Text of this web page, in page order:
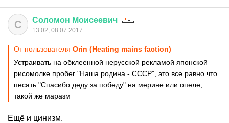
С Соломон Моисеевич
13:02, 08.07.2017
От пользователя Orin (Heating mains faction)
Устраивать на обклеенной нерусской рекламой японской
рисомолке пробег "Наша родина - СССР", это все равно что
песать "Спасибо деду за победу" на мерине или опеле,
такой же маразм
Ещё и цинизм.